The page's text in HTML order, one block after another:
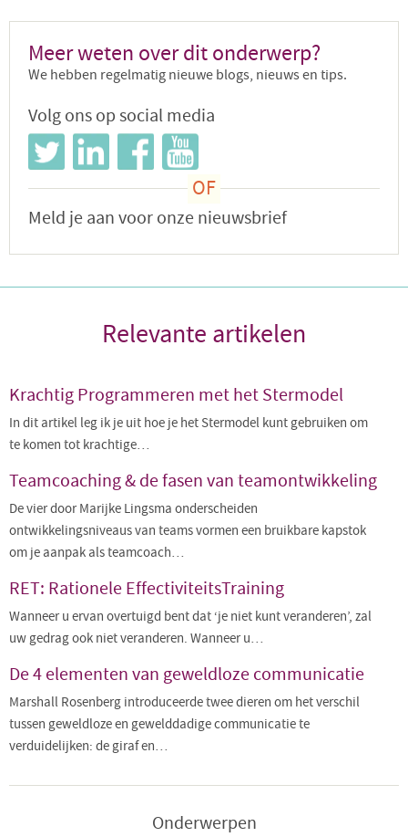
Meer weten over dit onderwerp?
We hebben regelmatig nieuwe blogs, nieuws en tips.
Volg ons op social media
Meld je aan voor onze nieuwsbrief
Relevante artikelen
Krachtig Programmeren met het Stermodel
In dit artikel leg ik je uit hoe je het Stermodel kunt gebruiken om
te komen tot krachtige…
Teamcoaching & de fasen van teamontwikkeling
De vier door Marijke Lingsma onderscheiden
ontwikkelingsniveaus van teams vormen een bruikbare kapstok
om je aanpak als teamcoach…
RET: Rationele EffectiviteitsTraining
Wanneer u ervan overtuigd bent dat ‘je niet kunt veranderen’, zal
uw gedrag ook niet veranderen. Wanneer u…
De 4 elementen van geweldloze communicatie
Marshall Rosenberg introduceerde twee dieren om het verschil
tussen geweldloze en gewelddadige communicatie te
verduidelijken: de giraf en…
Onderwerpen